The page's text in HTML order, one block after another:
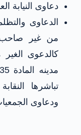
دعاوى النيابة
الدعاوى
من غير صاحب
كالدعوى
تباشرها
ودعاوى